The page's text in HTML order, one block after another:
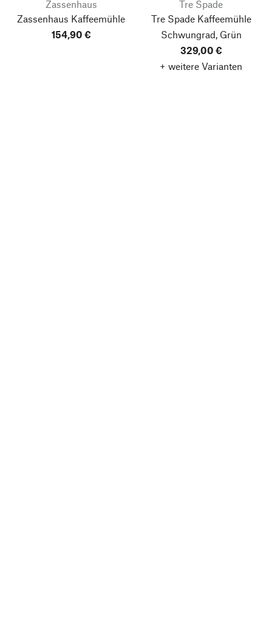
Zassenhaus
Zassenhaus Kaffeemühle
154,90 €
Tre Spade
Tre Spade Kaffeemühle
Schwungrad, Grün
329,00 €
+ weitere Varianten